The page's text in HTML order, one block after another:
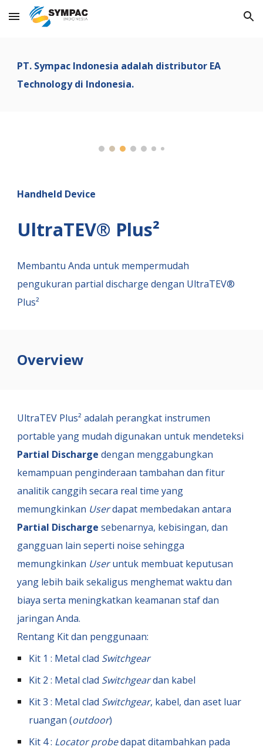
Skip to main content Skip to navigation
PT. Sympac Indonesia adalah distributor EA
Technologydi Indonesia.
Handheld Device
UltraTEV® Plus²
Membantu Anda untuk mempermudah
pengukuran partial discharge dengan UltraTEV®
Plus²
Overview
UltraTEV Plus² adalah perangkat instrumen
portable yang mudah digunakan untuk mendeteksi
Partial Discharge dengan menggabungkan
kemampuan penginderaan tambahan dan fitur
analitik canggih secara real time yang
memungkinkan Userdapat membedakan antara
Partial Discharge sebenarnya, kebisingan, dan
gangguan lain seperti noise sehingga
memungkinkan Useruntuk membuat keputusan
yang lebih baik sekaligus menghemat waktu dan
biaya serta meningkatkan keamanan staf dan
jaringan Anda.
Rentang Kit dan penggunaan:
Kit 1 : Metal clad Switchgear
Kit 2 : Metal clad Switchgeardan kabel
Kit 3 : Metal clad Switchgear, kabel, dan aset luar
ruangan (outdoor)
Kit 4 : Locator probedapat ditambahkan pada